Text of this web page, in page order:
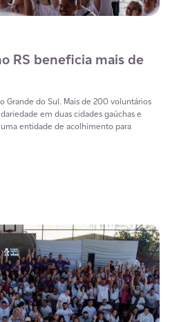
RS beneficia mais de
Grande do Sul. Mais de 200 voluntários
em duas cidades gaúchas e
entidade de acolhimento para